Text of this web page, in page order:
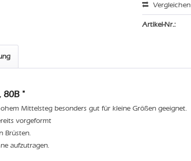
Vergleichen
Artikel-Nr.:
80B "
Mittelsteg besonders gut für kleine Größen geeignet.
vorgeformt
Brüsten.
aufzutragen.